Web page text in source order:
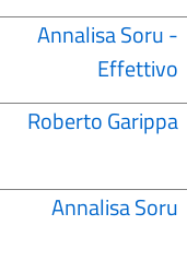
Annalisa Soru -
Effettivo
Roberto Garippa
Annalisa Soru